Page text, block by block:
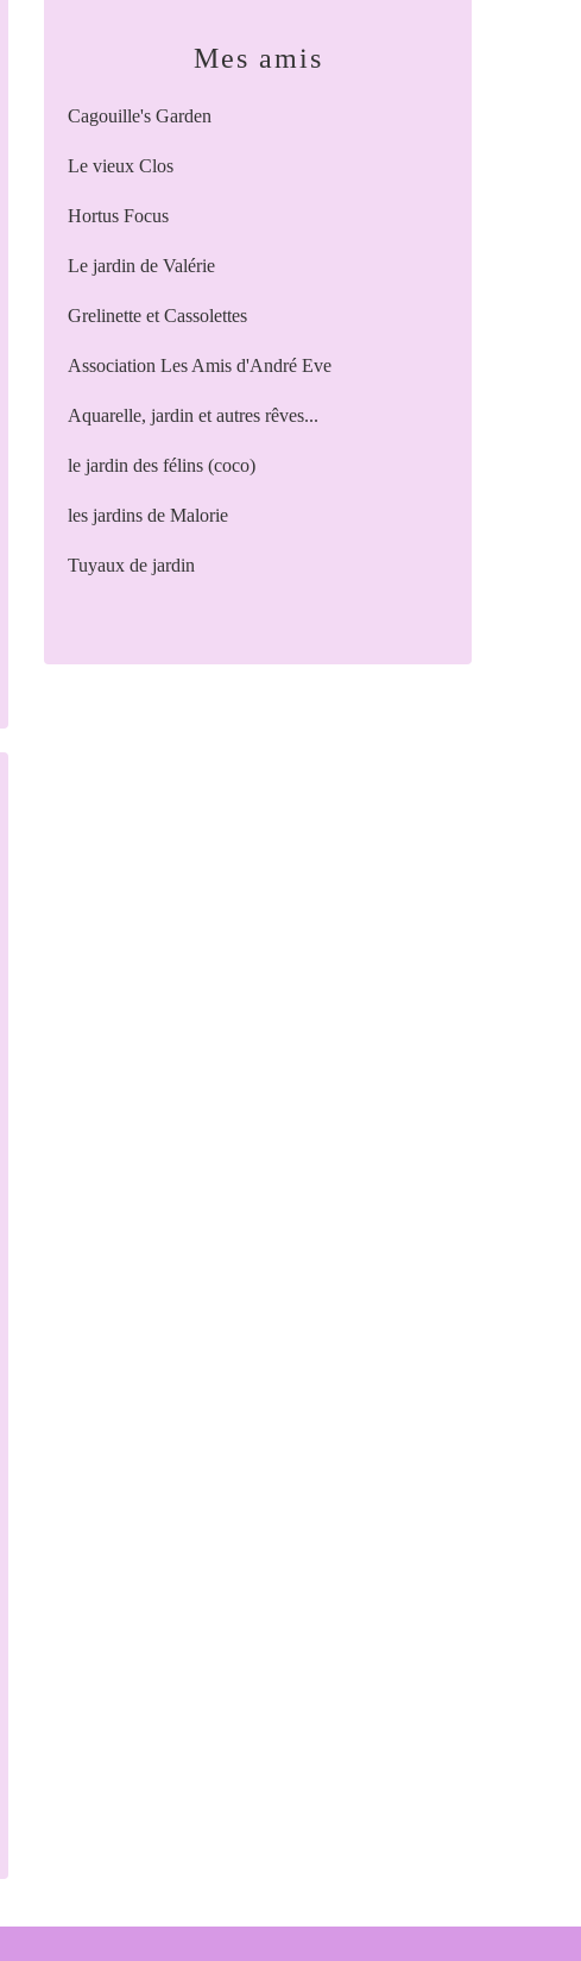
Mes amis
Cagouille's Garden
Le vieux Clos
Hortus Focus
Le jardin de Valérie
Grelinette et Cassolettes
Association Les Amis d'André Eve
Aquarelle, jardin et autres rêves...
le jardin des félins (coco)
les jardins de Malorie
Tuyaux de jardin